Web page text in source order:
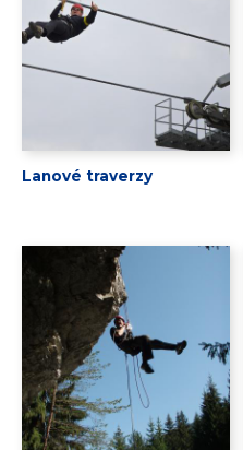
Lanové traverzy